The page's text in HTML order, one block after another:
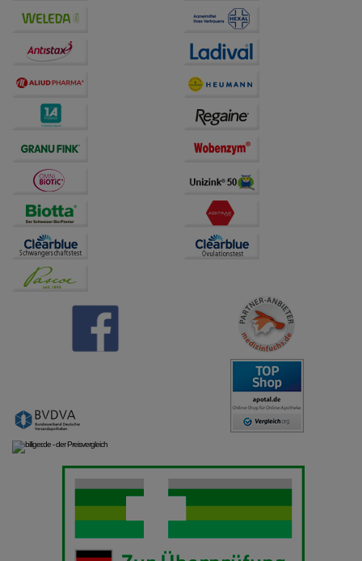
Bitte beachten Sie, dass Daten hierfür teilweise an
Dritte wie z.B. Google oder soziale Medien
übertragen werden.